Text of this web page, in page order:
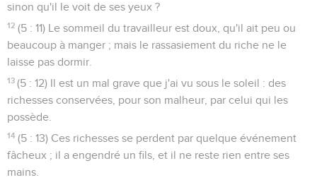
sinon qu'il le voit de ses yeux ?
12 (5 : 11) Le sommeil du travailleur est doux, qu'il ait peu ou
beaucoup à manger ; mais le rassasiement du riche ne le
laisse pas dormir.
13 (5 : 12) Il est un mal grave que j'ai vu sous le soleil : des
richesses conservées, pour son malheur, par celui qui les
possède.
14 (5 : 13) Ces richesses se perdent par quelque événement
fâcheux ; il a engendré un fils, et il ne reste rien entre ses
mains.